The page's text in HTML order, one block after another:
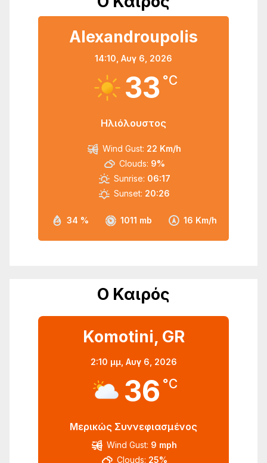
Alexandroupolis
14:10, Αυγ 6, 2026
33 °C
Ηλιόλουστος
34 % 1011 mb 16 Km/h
Wind Gust: 22 Km/h
Clouds: 9%
Sunrise: 06:17
Sunset: 20:26
Ο Καιρός
Komotini, GR
2:10 μμ, Αυγ 6, 2026
36 °C
Μερικώς Συννεφιασμένος
Wind Gust: 9 mph
Clouds: 25%